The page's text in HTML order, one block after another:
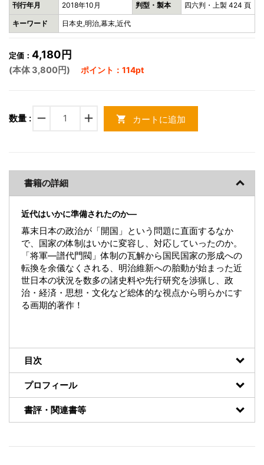
刊行年月 2018年10月 判型・製本 四六判・上製 424 頁
キーワード 日本史,明治,幕末,近代
定価： 4,180円
(本体 3,800円) ポイント：114pt
数量 : remove add shopping_cart カートに追加
書籍の詳細
近代はいかに準備されたのか―
幕末日本の政治が「開国」という問題に直面するなか
で、国家の体制はいかに変容し、対応していったのか。
「将軍―譜代門閥」体制の瓦解から国民国家の形成への
転換を余儀なくされる、明治維新への胎動が始まった近
世日本の状況を数多の諸史料や先行研究を渉猟し、政
治・経済・思想・文化など総体的な視点から明らかにす
る画期的著作！
目次
プロフィール
書評・関連書等